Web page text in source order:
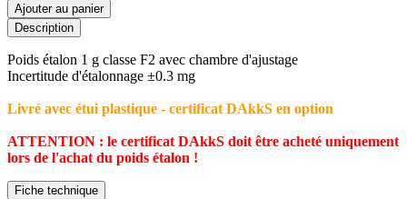
Ajouter au panier
Description
Poids étalon 1 g classe F2 avec chambre d'ajustage
Incertitude d'étalonnage ±0.3 mg
Livré avec étui plastique - certificat DAkkS en option
ATTENTION : le certificat DAkkS doit être acheté uniquement
lors de l'achat du poids étalon !
Fiche technique